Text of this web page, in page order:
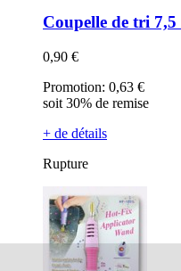
Coupelle de tri
0,90 €
Promotion: 0,63 €
soit 30% de remise
+ de détails
Rupture